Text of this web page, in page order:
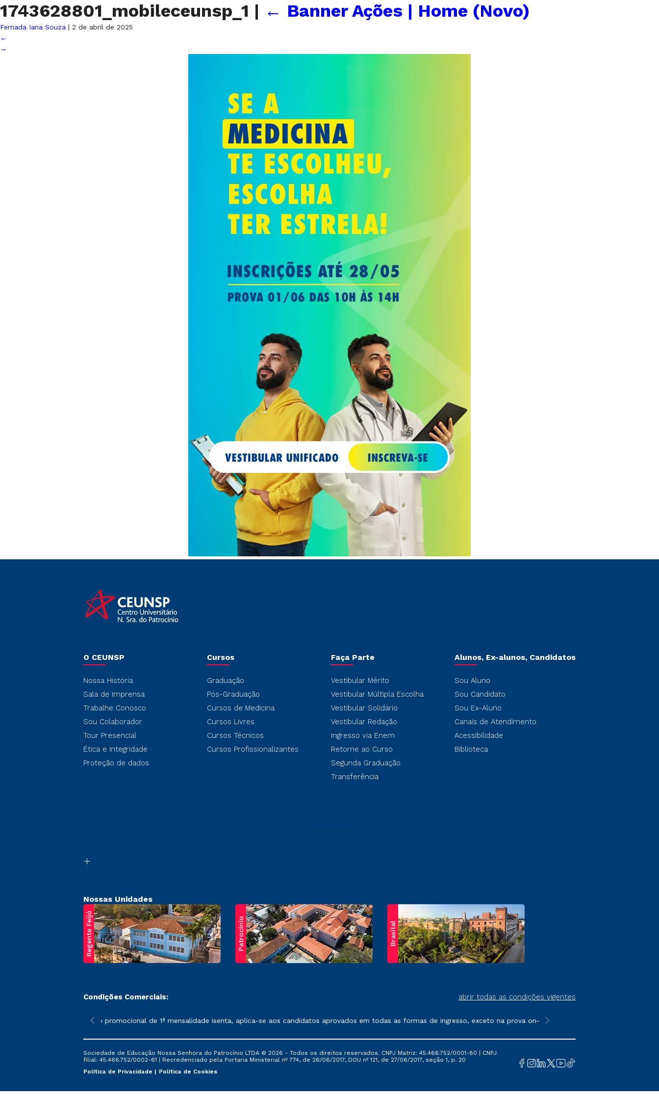
1743628801_mobileceunsp_1 | ← Banner Ações | Home (Novo)
Fernada Iana Souza | 2 de abril de 2025
←
→
O CEUNSP
Nossa História
Sala de Imprensa
Trabalhe Conosco
Sou Colaborador
Tour Presencial
Ética e Integridade
Proteção de dados
Cursos
Graduação
Pós-Graduação
Cursos de Medicina
Cursos Livres
Cursos Técnicos
Cursos Profissionalizantes
Faça Parte
Vestibular Mérito
Vestibular Múltipla Escolha
Vestibular Solidário
Vestibular Redação
Ingresso via Enem
Retorne ao Curso
Segunda Graduação
Transferência
Alunos, Ex-alunos, Candidatos
Sou Aluno
Sou Candidato
Sou Ex-Aluno
Canais de Atendimento
Acessibilidade
Biblioteca
Nossas Unidades
Regente Feijó Patrocínio Brasital
Condições Comerciais: abrir todas as condições vigentes
sofrer alterações nos períodos de rematrícula conforme exposto no contrato de prestação de serviços.
*A condição promocional de 1ª mensalidade isenta, aplica-se aos candidatos aprovados em todas as formas de ingresso, exceto na prova on-line ou agendada, que ofertam
**Semipresencial é um formato do
Sociedade de Educação Nossa Senhora do Patrocínio LTDA © 2026 - Todos os direitos reservados. CNPJ Matriz: 45.466.752/0001-80 | CNPJ
filial: 45.466.752/0002-61 | Recredenciado pela Portaria Ministerial nº 774, de 26/06/2017, DOU nº 121, de 27/06/2017, seção 1, p. 20
Política de Privacidade
Política de Cookies